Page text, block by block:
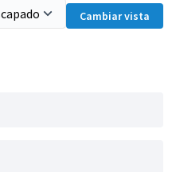
Cambiar vista